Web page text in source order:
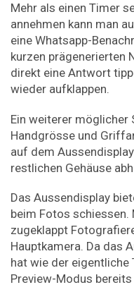
Mehr als einen Timer
annehmen kann man
eine Whatsapp-
kurzen prägenerierten
direkt eine Antwort
wieder aufklappen.
Ein weiterer möglicher
Handgrösse und
auf dem
restlichen Gehäuse
Das Aussendisplay
beim Fotos schiessen.
zugeklappt
Hauptkamera. Da das
hat wie der
Preview-Modus